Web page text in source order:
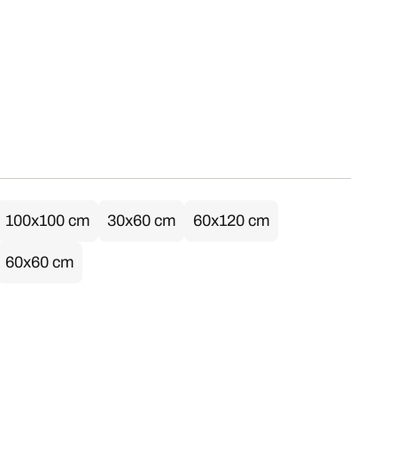
100x100 cm 30x60 cm 60x120 cm
60x60 cm